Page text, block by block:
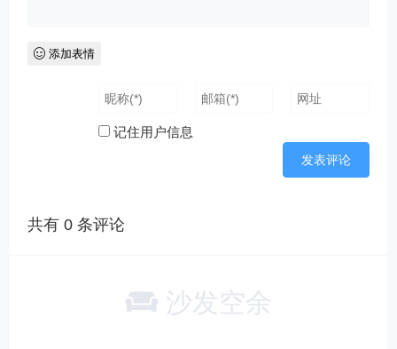
添加表情
记住用户信息
共有0 条评论
沙发空余